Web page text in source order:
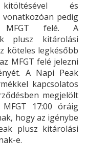
és
vonatkozóan pedig
felé. A
plusz kitárolási
köteles legkésőbb
MFGT felé jelezni
A Napi Peak
kapcsolatos
megjelölt
17:00 óráig
hogy az igénybe
plusz kitárolási
e.